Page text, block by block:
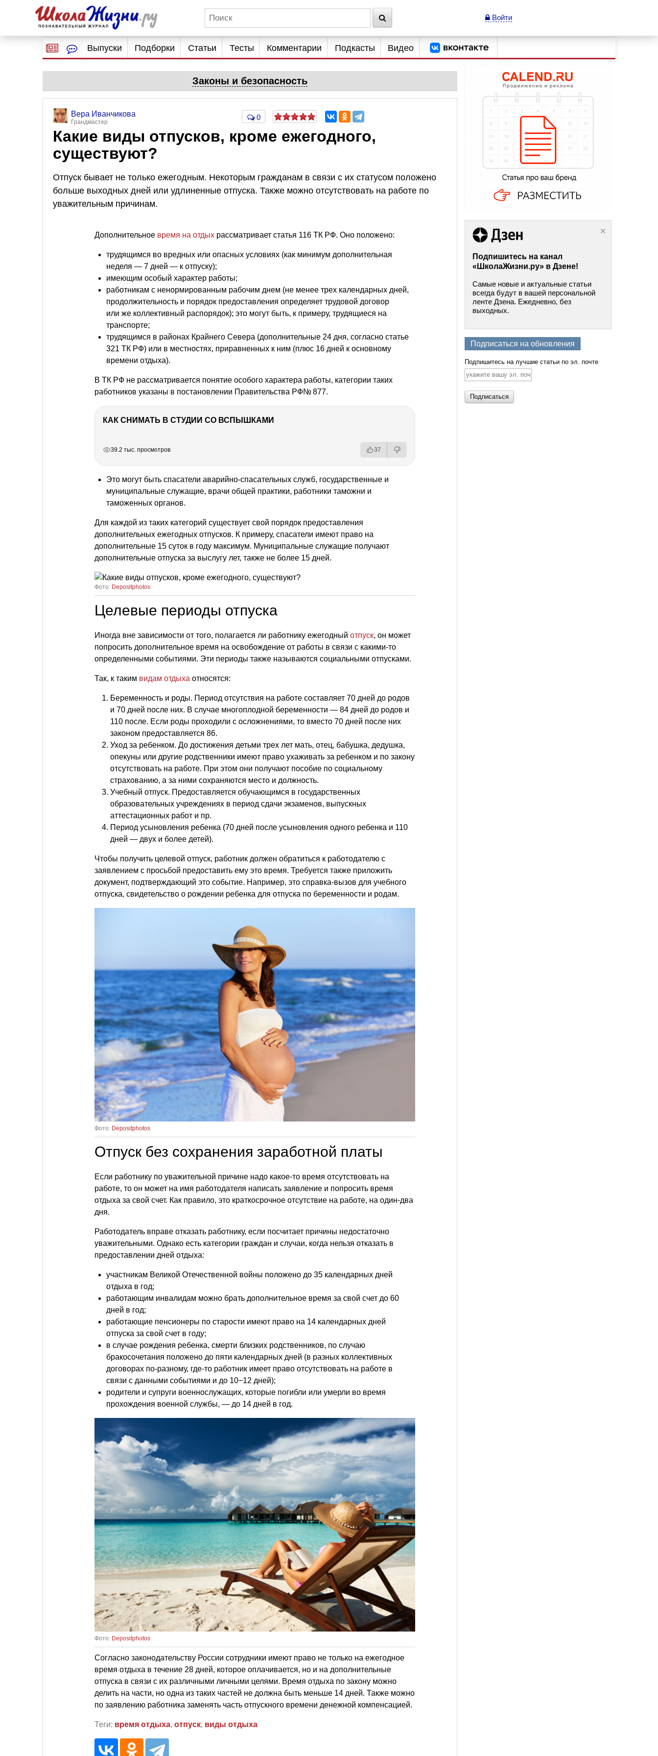
Войти
Выпуски Подборки Статьи Тесты Комментарии Подкасты Видео
Законы и безопасность
Вера Иванчикова
Грандмастер
0
Какие виды отпусков, кроме ежегодного,
существуют?
Отпуск бывает не только ежегодным. Некоторым гражданам в связи с их статусом положено
больше выходных дней или удлиненные отпуска. Также можно отсутствовать на работе по
уважительным причинам.
Дополнительное время на отдых рассматривает статья 116 ТК РФ. Оно положено:
трудящимся во вредных или опасных условиях (как минимум дополнительная
неделя — 7 дней — к отпуску);
имеющим особый характер работы;
работникам с ненормированным рабочим днем (не менее трех календарных дней,
продолжительность и порядок предоставления определяет трудовой договор
или же коллективный распорядок); это могут быть, к примеру, трудящиеся на
транспорте;
трудящимся в районах Крайнего Севера (дополнительные 24 дня, согласно статье
321 ТК РФ) или в местностях, приравненных к ним (плюс 16 дней к основному
времени отдыха).
В ТК РФ не рассматривается понятие особого характера работы, категории таких
работников указаны в постановлении Правительства РФ№ 877.
КАК СНИМАТЬ В СТУДИИ СО ВСПЫШКАМИ
39.2 тыс. просмотров 37
Это могут быть спасатели аварийно-спасательных служб, государственные и
муниципальные служащие, врачи общей практики, работники таможни и
таможенных органов.
Для каждой из таких категорий существует свой порядок предоставления
дополнительных ежегодных отпусков. К примеру, спасатели имеют право на
дополнительные 15 суток в году максимум. Муниципальные служащие получают
дополнительные отпуска за выслугу лет, также не более 15 дней.
Фото: Depositphotos
Целевые периоды отпуска
Иногда вне зависимости от того, полагается ли работнику ежегодный отпуск, он может
попросить дополнительное время на освобождение от работы в связи с какими-то
определенными событиями. Эти периоды также называются социальными отпусками.
Так, к таким видам отдыха относятся:
Беременность и роды. Период отсутствия на работе составляет 70 дней до родов
и 70 дней после них. В случае многоплодной беременности — 84 дней до родов и
110 после. Если роды проходили с осложнениями, то вместо 70 дней после них
законом предоставляется 86.
Уход за ребенком. До достижения детьми трех лет мать, отец, бабушка, дедушка,
опекуны или другие родственники имеют право ухаживать за ребенком и по закону
отсутствовать на работе. При этом они получают пособие по социальному
страхованию, а за ними сохраняются место и должность.
Учебный отпуск. Предоставляется обучающимся в государственных
образовательных учреждениях в период сдачи экзаменов, выпускных
аттестационных работ и пр.
Период усыновления ребенка (70 дней после усыновления одного ребенка и 110
дней — двух и более детей).
Чтобы получить целевой отпуск, работник должен обратиться к работодателю с
заявлением с просьбой предоставить ему это время. Требуется также приложить
документ, подтверждающий это событие. Например, это справка-вызов для учебного
отпуска, свидетельство о рождении ребенка для отпуска по беременности и родам.
Фото: Depositphotos
Отпуск без сохранения заработной платы
Если работнику по уважительной причине надо какое-то время отсутствовать на
работе, то он может на имя работодателя написать заявление и попросить время
отдыха за свой счет. Как правило, это краткосрочное отсутствие на работе, на один-два
дня.
Работодатель вправе отказать работнику, если посчитает причины недостаточно
уважительными. Однако есть категории граждан и случаи, когда нельзя отказать в
предоставлении дней отдыха:
участникам Великой Отечественной войны положено до 35 календарных дней
отдыха в год;
работающим инвалидам можно брать дополнительное время за свой счет до 60
дней в год;
работающие пенсионеры по старости имеют право на 14 календарных дней
отпуска за свой счет в году;
в случае рождения ребенка, смерти близких родственников, по случаю
бракосочетания положено до пяти календарных дней (в разных коллективных
договорах по-разному, где-то работник имеет право отсутствовать на работе в
связи с данными событиями и до 10−12 дней);
родители и супруги военнослужащих, которые погибли или умерли во время
прохождения военной службы, — до 14 дней в год.
Фото: Depositphotos
Согласно законодательству России сотрудники имеют право не только на ежегодное
время отдыха в течение 28 дней, которое оплачивается, но и на дополнительные
отпуска в связи с их различными личными целями. Время отдыха по закону можно
делить на части, но одна из таких частей не должна быть меньше 14 дней. Также можно
по заявлению работника заменять часть отпускного времени денежной компенсацией.
Теги: время отдыха, отпуск, виды отдыха
Подпишитесь на канал
«ШколаЖизни.ру» в Дзене!
Самые новые и актуальные статьи
всегда будут в вашей персональной
ленте Дзена. Ежедневно, без
выходных.
Подписаться на обновления
Подпишитесь на лучшие статьи по эл. почте